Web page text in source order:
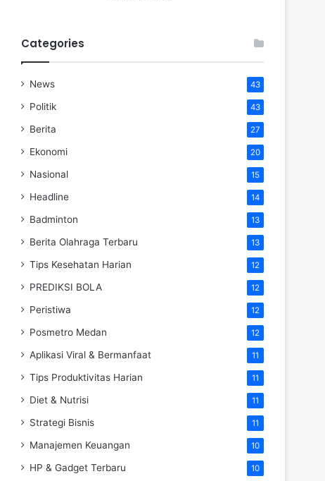
Categories
News 43
Politik 43
Berita 27
Ekonomi 20
Nasional 15
Headline 14
Badminton 13
Berita Olahraga Terbaru 13
Tips Kesehatan Harian 12
PREDIKSI BOLA 12
Peristiwa 12
Posmetro Medan 12
Aplikasi Viral & Bermanfaat 11
Tips Produktivitas Harian 11
Diet & Nutrisi 11
Strategi Bisnis 11
Manajemen Keuangan 10
HP & Gadget Terbaru 10